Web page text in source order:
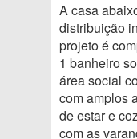
A casa
distribuição
projeto é
1 banheiro
área social
com amplos
de estar e
com as